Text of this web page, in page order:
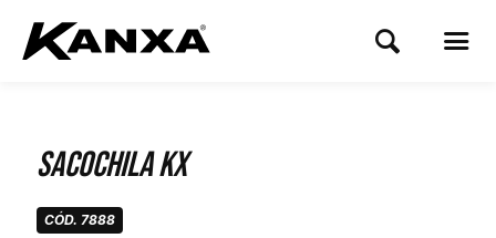
Sacochila Kx
CÓD. 7888